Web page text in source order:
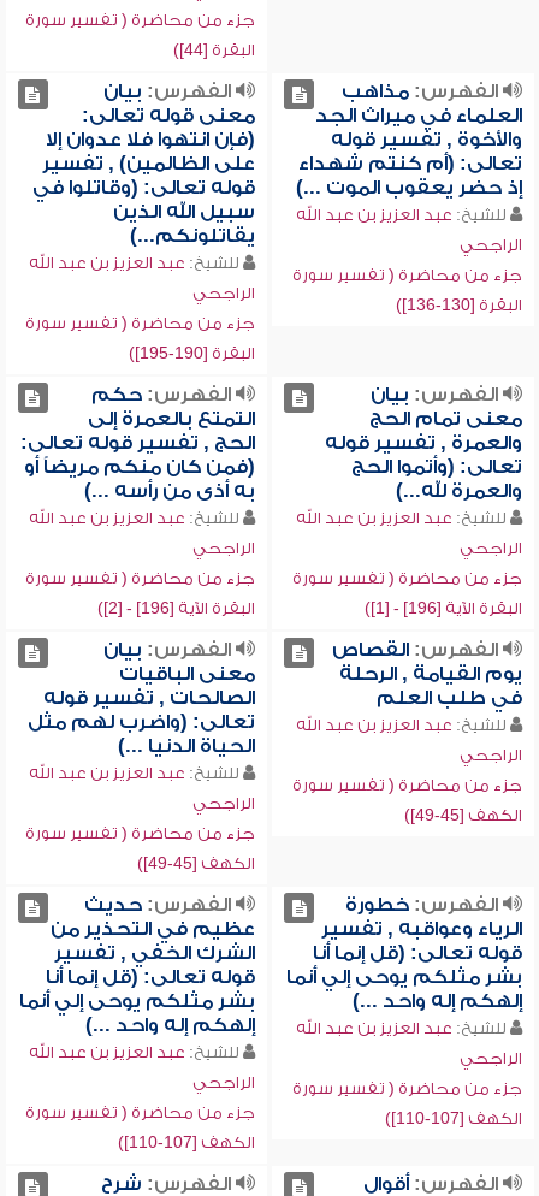
جزء من محاضرة ( تفسير سورة
البقرة [44])
الفهرس:مذاهب
العلماء في ميراث الجد
والأخوة , تفسير قوله
تعالى: (أم كنتم شهداء
إذ حضر يعقوب الموت ...)
للشيخ: عبد العزيز بن عبد الله
الراجحي
جزء من محاضرة ( تفسير سورة
البقرة [130-136])
الفهرس: بيان
معنى قوله تعالى:
(فإن انتهوا فلا عدوان إلا
على الظالمين) , تفسير
قوله تعالى: (وقاتلوا في
سبيل الله الذين
يقاتلونكم...)
للشيخ: عبد العزيز بن عبد الله
الراجحي
جزء من محاضرة ( تفسير سورة
البقرة [190-195])
الفهرس: بيان
معنى تمام الحج
والعمرة , تفسير قوله
تعالى: (وأتموا الحج
والعمرة لله...)
للشيخ: عبد العزيز بن عبد الله
الراجحي
جزء من محاضرة ( تفسير سورة
البقرة الآية [196] - [1])
الفهرس:حكم
التمتع بالعمرة إلى
الحج , تفسير قوله تعالى:
(فمن كان منكم مريضاً أو
به أذى من رأسه ...)
للشيخ: عبد العزيز بن عبد الله
الراجحي
جزء من محاضرة ( تفسير سورة
البقرة الآية [196] - [2])
الفهرس:القصاص
يوم القيامة , الرحلة
في طلب العلم
للشيخ: عبد العزيز بن عبد الله
الراجحي
جزء من محاضرة ( تفسير سورة
الكهف [45-49])
الفهرس: بيان
معنى الباقيات
الصالحات , تفسير قوله
تعالى: (واضرب لهم مثل
الحياة الدنيا ...)
للشيخ: عبد العزيز بن عبد الله
الراجحي
جزء من محاضرة ( تفسير سورة
الكهف [45-49])
الفهرس:خطورة
الرياء وعواقبه , تفسير
قوله تعالى: (قل إنما أنا
بشر مثلكم يوحى إلي أنما
إلهكم إله واحد ...)
للشيخ: عبد العزيز بن عبد الله
الراجحي
جزء من محاضرة ( تفسير سورة
الكهف [107-110])
الفهرس:حديث
عظيم في التحذير من
الشرك الخفي , تفسير
قوله تعالى: (قل إنما أنا
بشر مثلكم يوحى إلي أنما
إلهكم إله واحد ...)
للشيخ: عبد العزيز بن عبد الله
الراجحي
جزء من محاضرة ( تفسير سورة
الكهف [107-110])
الفهرس:أقوال
الفهرس: شرح